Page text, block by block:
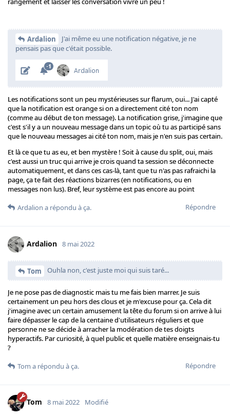
Ardalion
J'ai même eu une notification négative, je ne
pensais pas que c'était possible.
Les notifications sont un peu mystérieuses sur flarum, oui... J'ai capté
que la notification est orange si on a directement cité ton nom
(comme au début de ton message). La notification grise, j'imagine que
c'est s'il y a un nouveau message dans un topic où tu as participé sans
que le nouveau messages ai cité ton nom, mais je n'en suis pas certain.
Et là ce que tu as eu, et ben mystère ! Soit à cause du split, oui, mais
c'est aussi un truc qui arrive je crois quand ta session se déconnecte
automatiquement, et dans ces cas-là, tant que tu n'as pas rafraichi la
page, ça te fait des réactions bizarres (en notifications, ou en
messages non lus). Bref, leur système est pas encore au point
Répondre
Ardalion a répondu à ça.
Ardalion 8 mai 2022
Tom Ouhla non, c'est juste moi qui suis taré...
Je ne pose pas de diagnostic mais tu me fais bien marrer. Je suis
certainement un peu hors des clous et je m'excuse pour ça. Cela dit
j'imagine avec un certain amusement la tête du forum si on arrive à lui
faire dépasser le cap de la centaine d'utilisateurs réguliers et que
personne ne se décide à arracher la modération de tes doigts
hyperactifs. Par curiosité, à quel public et quelle matière enseignais-tu
?
Répondre
Tom a répondu à ça.
Tom 8 mai 2022 Modifié